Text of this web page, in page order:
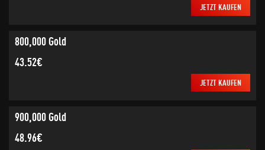
JETZT KAUFEN
800,000 Gold
43.52€
JETZT KAUFEN
900,000 Gold
48.96€